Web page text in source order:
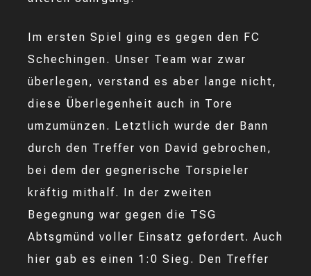
Im ersten Spiel ging es gegen den FC
Schechingen. Unser Team war zwar
überlegen, verstand es aber lange nicht,
diese Überlegenheit auch in Tore
umzumünzen. Letztlich wurde der Bann
durch den Treffer von David gebrochen,
bei dem der gegnerische Torspieler
kräftig mithalf. In der zweiten
Begegnung war gegen die TSG
Abtsgmünd voller Einsatz gefordert. Auch
hier gab es einen 1:0 Sieg. Den Treffer